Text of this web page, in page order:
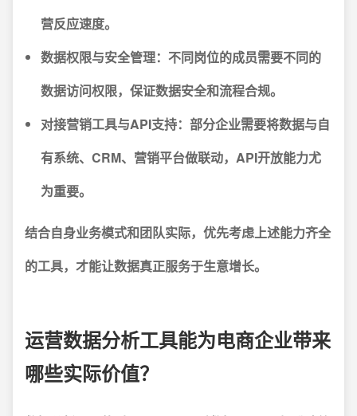
营反应速度。
数据权限与安全管理： 不同岗位的成员需要不同的
数据访问权限，保证数据安全和流程合规。
对接营销工具与API支持： 部分企业需要将数据与自
有系统、CRM、营销平台做联动，API开放能力尤
为重要。
结合自身业务模式和团队实际，优先考虑上述能力齐全
的工具，才能让数据真正服务于生意增长。
运营数据分析工具能为电商企业带来
哪些实际价值？